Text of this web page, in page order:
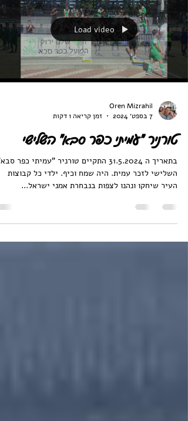
Load video
Oren Mizrahil
7 בספט׳ 2024
זמן קריאה 1 דקות
טורניר "עמיתי כפר סבא" השלישי
בתאריך ה 31.5.2024 התקיים טורניר "עמיתי כפר
השלישי לזכר עמית. היה שמח וכיף. ילדי כל קבוצות
העיר שיחקו ונהנו לצפות בנבחרת אמני ישראל...